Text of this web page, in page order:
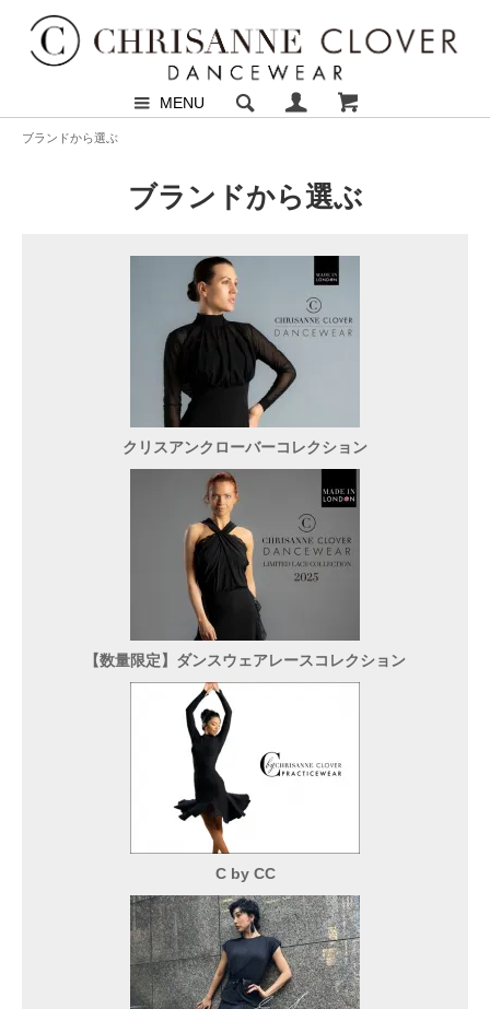
MENU
ブランドから選ぶ
ブランドから選ぶ
クリスアンクローバーコレクション
【数量限定】ダンスウェアレースコレクション
C by CC